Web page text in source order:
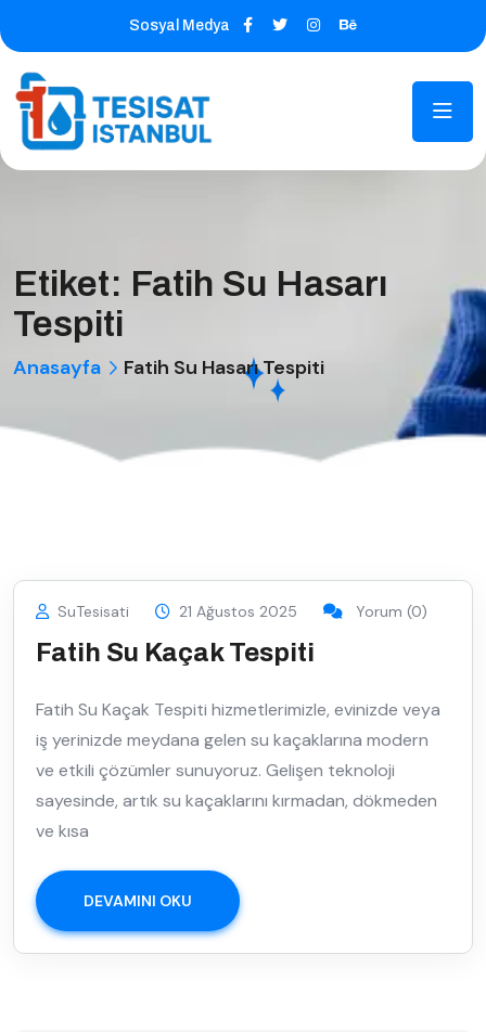
Sosyal Medya
Etiket: Fatih Su Hasarı
Tespiti
Anasayfa Fatih Su Hasarı Tespiti
SuTesisati 21 Ağustos 2025 Yorum (0)
Fatih Su Kaçak Tespiti
Fatih Su Kaçak Tespiti hizmetlerimizle, evinizde veya
iş yerinizde meydana gelen su kaçaklarına modern
ve etkili çözümler sunuyoruz. Gelişen teknoloji
sayesinde, artık su kaçaklarını kırmadan, dökmeden
ve kısa
DEVAMINI OKU